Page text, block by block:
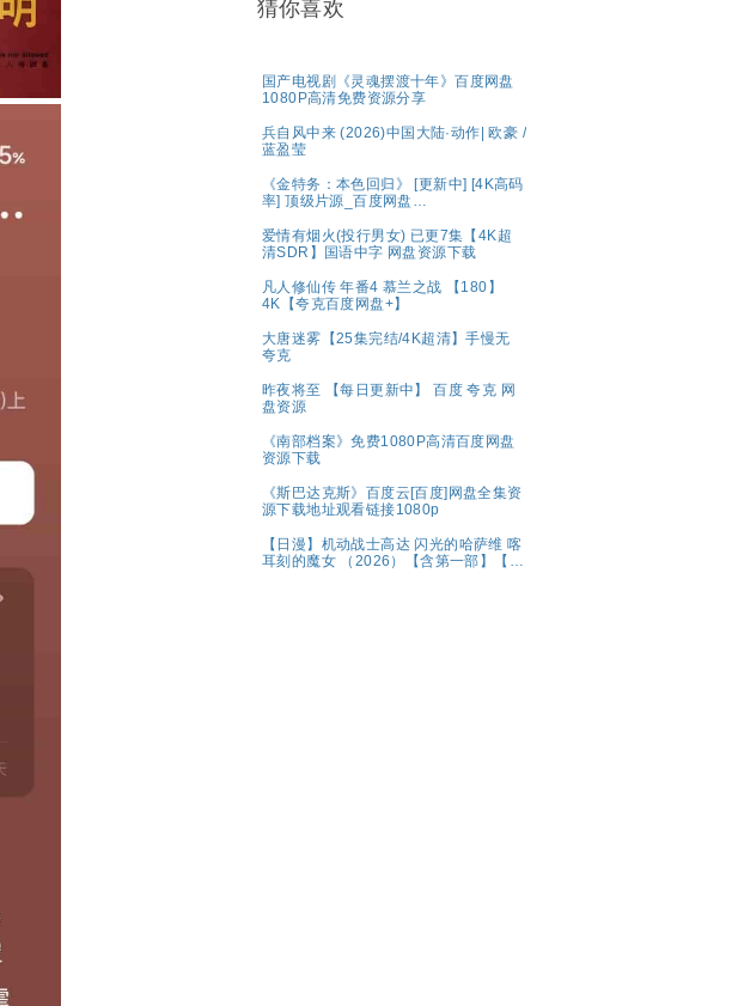
猜你喜欢
国产电视剧《灵魂摆渡十年》百度网盘
1080P高清免费资源分享
兵自风中来 (2026)中国大陆·动作| 欧豪 /
蓝盈莹
《金特务：本色回归》 [更新中] [4K高码
率] 顶级片源_百度网盘
爱情有烟火(投行男女) 已更7集【4K超
清SDR】国语中字 网盘资源下载
凡人修仙传 年番4 慕兰之战 【180】
4K【夸克百度网盘+】
大唐迷雾【25集完结/4K超清】手慢无
夸克
昨夜将至 【每日更新中】 百度 夸克 网
盘资源
《南部档案》免费1080P高清百度网盘
资源下载
《斯巴达克斯》百度云[百度]网盘全集资
源下载地址观看链接1080p
【日漫】机动战士高达 闪光的哈萨维 喀
耳刻的魔女 （2026）【含第一部】【剧